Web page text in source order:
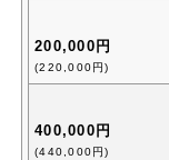
200,000円
(220,000円)
400,000円
(440,000円)